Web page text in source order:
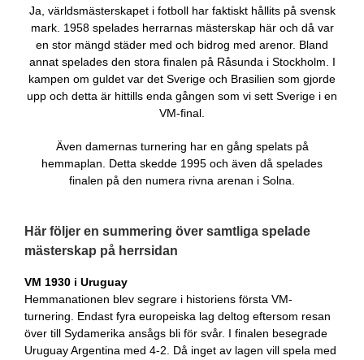
Ja, världsmästerskapet i fotboll har faktiskt hållits på svensk
mark. 1958 spelades herrarnas mästerskap här och då var
en stor mängd städer med och bidrog med arenor. Bland
annat spelades den stora finalen på Råsunda i Stockholm. I
kampen om guldet var det Sverige och Brasilien som gjorde
upp och detta är hittills enda gången som vi sett Sverige i en
VM-final.
Även damernas turnering har en gång spelats på
hemmaplan. Detta skedde 1995 och även då spelades
finalen på den numera rivna arenan i Solna.
Här följer en summering över samtliga spelade
mästerskap på herrsidan
VM 1930 i Uruguay
Hemmanationen blev segrare i historiens första VM-
turnering. Endast fyra europeiska lag deltog eftersom resan
över till Sydamerika ansågs bli för svår. I finalen besegrade
Uruguay Argentina med 4-2. Då inget av lagen vill spela med